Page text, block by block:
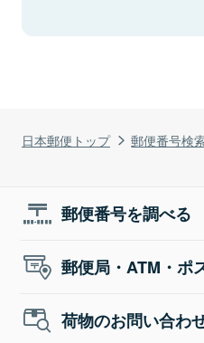
日本郵便トップ 郵便番号検
郵便番号を調べる
郵便局・ATM・ポ
荷物のお問い合わ